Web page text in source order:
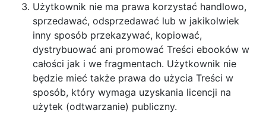
Użytkownik nie ma prawa korzystać handlowo,
sprzedawać, odsprzedawać lub w jakikolwiek
inny sposób przekazywać, kopiować,
dystrybuować ani promować Treści ebooków w
całości jak i we fragmentach. Użytkownik nie
będzie mieć także prawa do użycia Treści w
sposób, który wymaga uzyskania licencji na
użytek (odtwarzanie) publiczny.